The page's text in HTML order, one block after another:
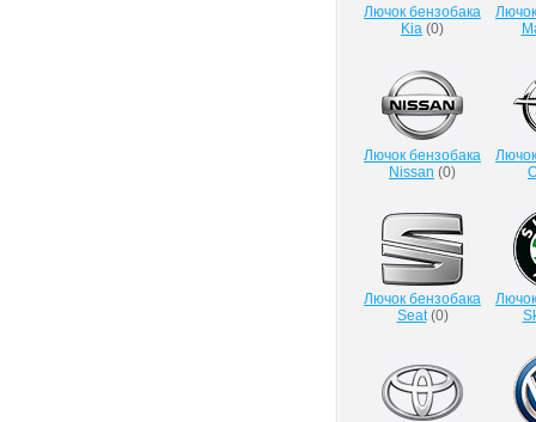
Лючок бензобака
Kia (0)
Лючок бензобака
Nissan (0)
Лючок бензобака
Seat(0)